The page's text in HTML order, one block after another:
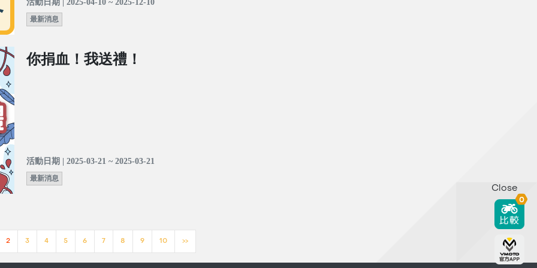
活動日期 | 2025-04-10 ~ 2025-12-10
最新消息
你捐血！我送禮！
活動日期 | 2025-03-21 ~ 2025-03-21
最新消息
2 3 4 5 6 7 8 9 10 >>
Close
0